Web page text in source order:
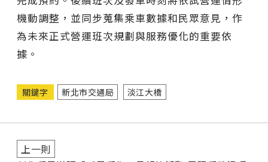
機動調整，並同步蒐集乘車數據和民眾意見，作
為未來正式營運班次規劃與服務優化的重要依
據。
關鍵字 新北市交通局 淡江大橋
上一則